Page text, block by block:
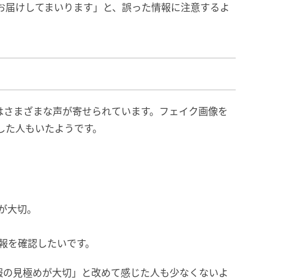
けしてまいります」と、誤った情報に注意するよ
まざまな声が寄せられています。フェイク画像を
人もいたようです。
切。
確認したいです。
見極めが大切」と改めて感じた人も少なくないよ